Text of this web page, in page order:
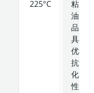
225°C
粘度
油
品，
具有
优异
抗氧
化
性、